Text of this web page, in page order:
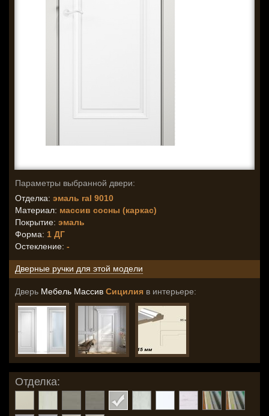
Параметры выбранной двери:
Отделка: эмаль ral 9010
Материал: массив сосны (каркас)
Покрытие: эмаль
Форма: 1 ДГ
Остекление: -
Дверные ручки для этой модели
Дверь Мебель Массив Сицилия в интерьере:
Отделка: